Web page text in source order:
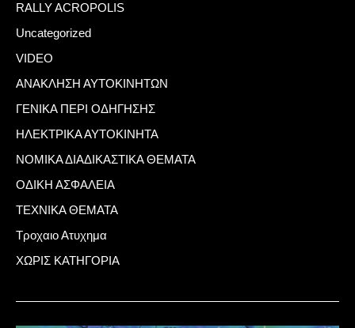
RALLY ACROPOLIS
Uncategorized
VIDEO
ΑΝΑΚΛΗΣΗ ΑΥΤΟΚΙΝΗΤΩΝ
ΓΕΝΙΚΑ ΠΕΡΙ ΟΔΗΓΗΣΗΣ
ΗΛΕΚΤΡΙΚΑ ΑΥΤΟΚΙΝΗΤΑ
ΝΟΜΙΚΑ ΔΙΑΔΙΚΑΣΤΙΚΑ ΘΕΜΑΤΑ
ΟΔΙΚΗ ΑΣΦΑΛΕΙΑ
ΤΕΧΝΙΚΑ ΘΕΜΑΤΑ
Τροχαιο Ατυχημα
ΧΩΡΙΣ ΚΑΤΗΓΟΡΙΑ